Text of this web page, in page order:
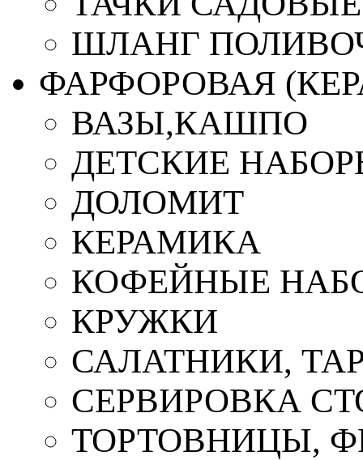
ШЛАНГ
ФАРФОРОВАЯ
ВАЗЫ,КАШПО
ДЕТСКИЕ
ДОЛОМИТ
КЕРАМИКА
КОФЕЙНЫЕ
КРУЖКИ
САЛАТНИКИ,
СЕРВИРОВКА
ТОРТОВНИЦЫ,